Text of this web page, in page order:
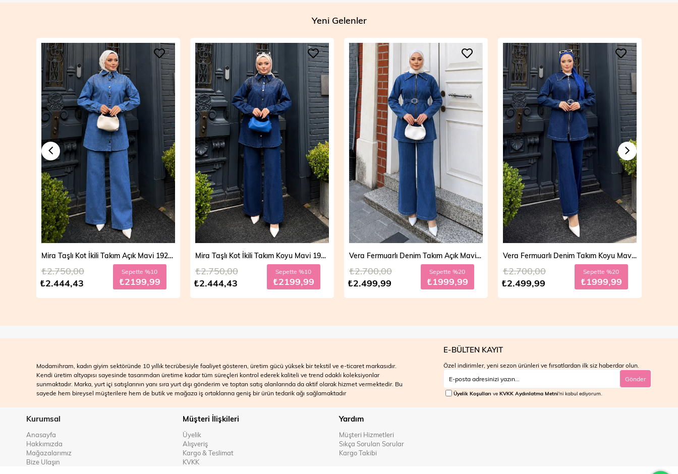
Yeni Gelenler
Mira Taşlı Kot İkili Takım Açık Mavi 19286
₺2.444,43
₺2.750,00 Sepette %10
₺2199,99
Mira Taşlı Kot İkili Takım Koyu Mavi 19286
₺2.444,43
₺2.750,00 Sepette %10
₺2199,99
Vera Fermuarlı Denim Takım Açık Mavi 19298
₺2.499,99
₺2.700,00 Sepette %20
₺1999,99
Vera Fermuarlı Denim Takım Koyu Mavi 19298
₺2.499,99
₺2.700,00 Sepette %20
₺1999,99
Modamihram, kadın giyim sektöründe 10 yıllık tecrübesiyle faaliyet gösteren, üretim gücü yüksek bir tekstil ve e-ticaret markasıdır.
Kendi üretim altyapısı sayesinde tasarımdan üretime kadar tüm süreçleri kontrol ederek kaliteli ve trend odaklı koleksiyonlar
sunmaktadır. Marka, yurt içi satışlarının yanı sıra yurt dışı gönderim ve toptan satış alanlarında da aktif olarak hizmet vermektedir. Bu
sayede hem bireysel müşterilere hem de butik ve mağaza iş ortaklarına geniş bir ürün tedarik ağı sağlamaktadır
E-BÜLTEN KAYIT
Özel indirimler, yeni sezon ürünleri ve fırsatlardan ilk siz haberdar olun.
Gönder
Üyelik Koşulları ve KVKK Aydınlatma Metni'ni kabul ediyorum.
Kurumsal
Anasayfa
Hakkımızda
Mağazalarımız
Bize Ulaşın
Müşteri İlişkileri
Üyelik
Alışveriş
Kargo & Teslimat
KVKK
Yardım
Müşteri Hizmetleri
Sıkça Sorulan Sorular
Kargo Takibi